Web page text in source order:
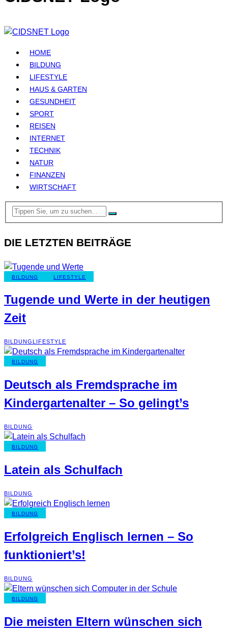
HOME
BILDUNG
LIFESTYLE
HAUS & GARTEN
GESUNDHEIT
SPORT
REISEN
INTERNET
TECHNIK
NATUR
FINANZEN
WIRTSCHAFT
DIE LETZTEN BEITRÄGE
BILDUNG LIFESTYLE
Tugende und Werte in der heutigen
Zeit
BILDUNG LIFESTYLE
BILDUNG
Deutsch als Fremdsprache im
Kindergartenalter – So gelingt’s
BILDUNG
BILDUNG
Latein als Schulfach
BILDUNG
BILDUNG
Erfolgreich Englisch lernen – So
funktioniert’s!
BILDUNG
BILDUNG
Die meisten Eltern wünschen sich